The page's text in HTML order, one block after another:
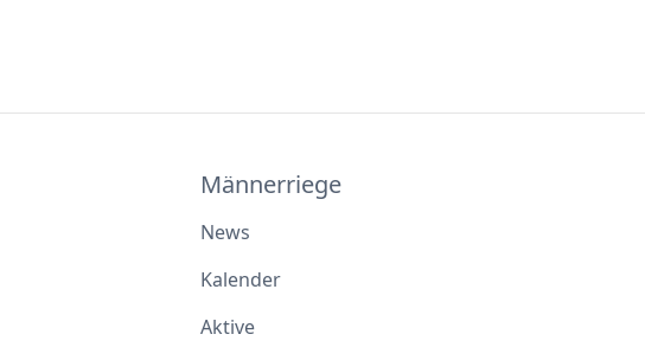
Männerriege
News
Kalender
Aktive